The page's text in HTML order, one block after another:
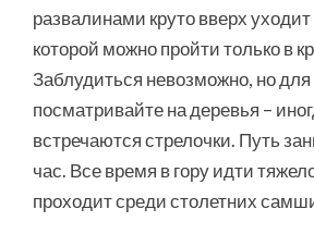
развалинами круто вверх уходит
которой можно пройти только в
Заблудиться невозможно, но для
посматривайте на деревья –
встречаются стрелочки. Путь
час. Все время в гору идти
проходит среди столетних